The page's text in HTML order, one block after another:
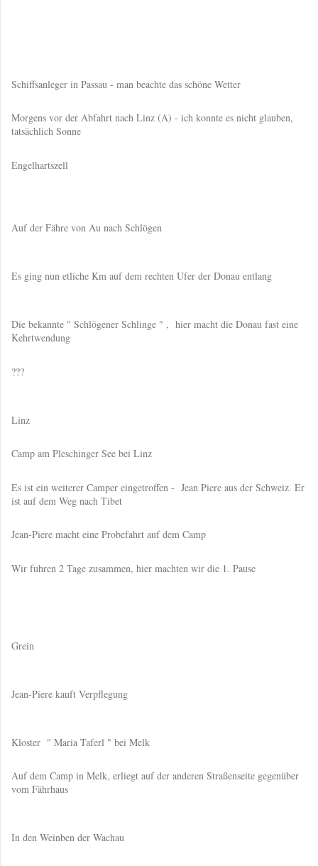
Schiffsanleger in Passau - man beachte das schöne Wetter
Morgens vor der Abfahrt nach Linz (A) - ich konnte es nicht glauben,
tatsächlich Sonne
Engelhartszell
Auf der Fähre von Au nach Schlögen
Es ging nun etliche Km auf dem rechten Ufer der Donau entlang
Die bekannte " Schlögener Schlinge " , hier macht die Donau fast eine
Kehrtwendung
???
Linz
Camp am Pleschinger See bei Linz
Es ist ein weiterer Camper eingetroffen - Jean Piere aus der Schweiz. Er
ist auf dem Weg nach Tibet
Jean-Piere macht eine Probefahrt auf dem Camp
Wir fuhren 2 Tage zusammen, hier machten wir die 1. Pause
Grein
Jean-Piere kauft Verpflegung
Kloster " Maria Taferl " bei Melk
Auf dem Camp in Melk, erliegt auf der anderen Straßenseite gegenüber
vom Fährhaus
In den Weinben der Wachau